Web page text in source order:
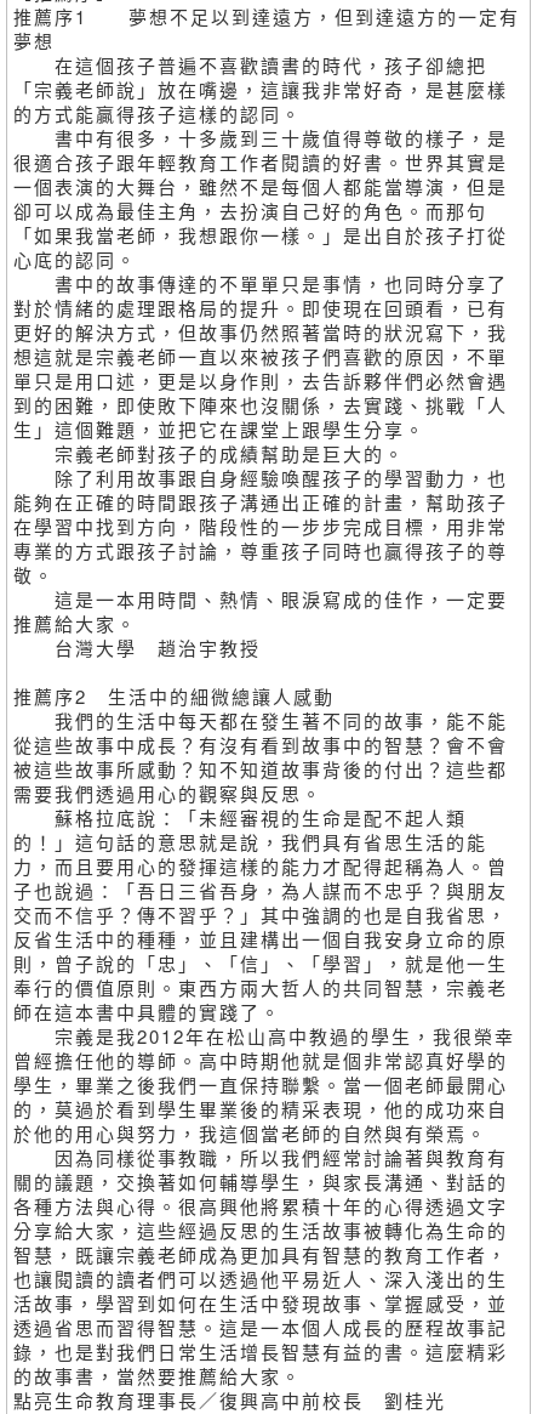
推薦序1 夢想不足以到達遠方，但到達遠方的一定有
夢想
在這個孩子普遍不喜歡讀書的時代，孩子卻總把
「宗義老師說」放在嘴邊，這讓我非常好奇，是甚麼樣
的方式能贏得孩子這樣的認同。
書中有很多，十多歲到三十歲值得尊敬的樣子，是
很適合孩子跟年輕教育工作者閱讀的好書。世界其實是
一個表演的大舞台，雖然不是每個人都能當導演，但是
卻可以成為最佳主角，去扮演自己好的角色。而那句
「如果我當老師，我想跟你一樣。」是出自於孩子打從
心底的認同。
書中的故事傳達的不單單只是事情，也同時分享了
對於情緒的處理跟格局的提升。即使現在回頭看，已有
更好的解決方式，但故事仍然照著當時的狀況寫下，我
想這就是宗義老師一直以來被孩子們喜歡的原因，不單
單只是用口述，更是以身作則，去告訴夥伴們必然會遇
到的困難，即使敗下陣來也沒關係，去實踐、挑戰「人
生」這個難題，並把它在課堂上跟學生分享。
宗義老師對孩子的成績幫助是巨大的。
除了利用故事跟自身經驗喚醒孩子的學習動力，也
能夠在正確的時間跟孩子溝通出正確的計畫，幫助孩子
在學習中找到方向，階段性的一步步完成目標，用非常
專業的方式跟孩子討論，尊重孩子同時也贏得孩子的尊
敬。
這是一本用時間、熱情、眼淚寫成的佳作，一定要
推薦給大家。
台灣大學 趙治宇教授
推薦序2 生活中的細微總讓人感動
我們的生活中每天都在發生著不同的故事，能不能
從這些故事中成長？有沒有看到故事中的智慧？會不會
被這些故事所感動？知不知道故事背後的付出？這些都
需要我們透過用心的觀察與反思。
蘇格拉底說：「未經審視的生命是配不起人類
的！」這句話的意思就是說，我們具有省思生活的能
力，而且要用心的發揮這樣的能力才配得起稱為人。曾
子也說過：「吾日三省吾身，為人謀而不忠乎？與朋友
交而不信乎？傳不習乎？」其中強調的也是自我省思，
反省生活中的種種，並且建構出一個自我安身立命的原
則，曾子說的「忠」、「信」、「學習」，就是他一生
奉行的價值原則。東西方兩大哲人的共同智慧，宗義老
師在這本書中具體的實踐了。
宗義是我2012年在松山高中教過的學生，我很榮幸
曾經擔任他的導師。高中時期他就是個非常認真好學的
學生，畢業之後我們一直保持聯繫。當一個老師最開心
的，莫過於看到學生畢業後的精采表現，他的成功來自
於他的用心與努力，我這個當老師的自然與有榮焉。
因為同樣從事教職，所以我們經常討論著與教育有
關的議題，交換著如何輔導學生，與家長溝通、對話的
各種方法與心得。很高興他將累積十年的心得透過文字
分享給大家，這些經過反思的生活故事被轉化為生命的
智慧，既讓宗義老師成為更加具有智慧的教育工作者，
也讓閱讀的讀者們可以透過他平易近人、深入淺出的生
活故事，學習到如何在生活中發現故事、掌握感受，並
透過省思而習得智慧。這是一本個人成長的歷程故事記
錄，也是對我們日常生活增長智慧有益的書。這麼精彩
的故事書，當然要推薦給大家。
點亮生命教育理事長／復興高中前校長 劉桂光